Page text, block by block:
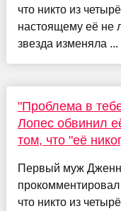
что никто из
настоящему её не
звезда изменяла ...
"Проблема в
Лопес обвинил
том, что "её
Первый муж
что никто из